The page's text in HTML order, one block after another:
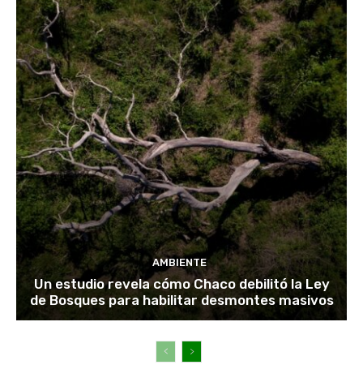
AMBIENTE
Un estudio revela cómo Chaco debilitó la Ley
de Bosques para habilitar desmontes masivos